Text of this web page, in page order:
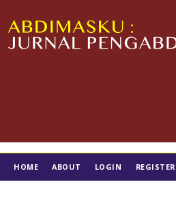
HOME ABOUT LOGIN REGISTER